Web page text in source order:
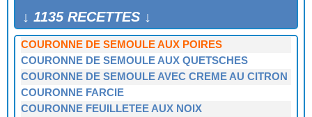
↓ 1135 RECETTES ↓
COURONNE AU SUCRE CANDI
COURONNE DE RIZ AUX PRUNEAUX
COURONNE DE SEMOULE AUX POIRES
COURONNE DE SEMOULE AUX QUETSCHES
COURONNE DE SEMOULE AVEC CREME AU CITRON
COURONNE FARCIE
COURONNE FEUILLETEE AUX NOIX